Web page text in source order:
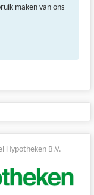
maken van ons
Hypotheken B.V.